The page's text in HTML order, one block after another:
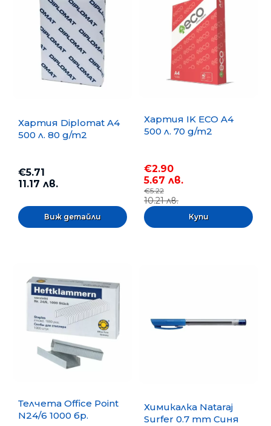
Хартия Diplomat A4
500 л. 80 g/m2
€5.71
11.17 лв.
Виж детайли
Хартия IK ECO A4
500 л. 70 g/m2
€2.90
5.67 лв.
€5.22
10.21 лв.
Телчета Office Point
N24/6 1000 бр.
Химикалка Nataraj
Surfer 0.7 mm Синя